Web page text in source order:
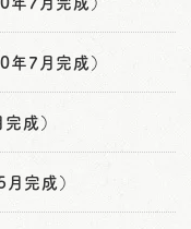
7月完成）
成）
完成）